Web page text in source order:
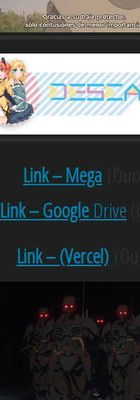
Link – Mega
Link – GoogleDrive
Link – (Vercel)(Ouo)